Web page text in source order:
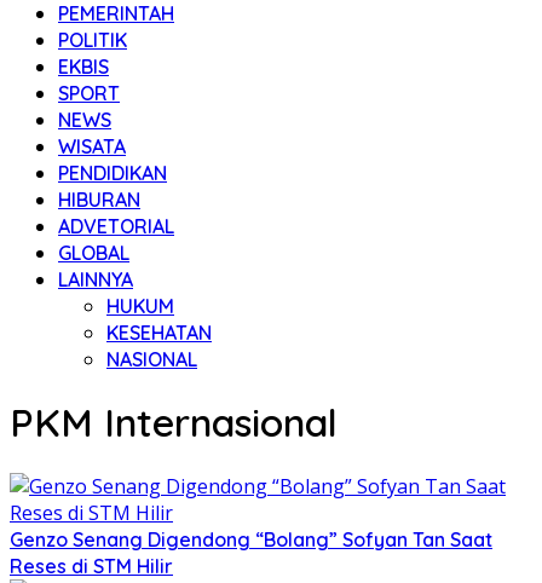
PEMERINTAH
POLITIK
EKBIS
SPORT
NEWS
WISATA
PENDIDIKAN
HIBURAN
ADVETORIAL
GLOBAL
LAINNYA
HUKUM
KESEHATAN
NASIONAL
PKM Internasional
Genzo Senang Digendong “Bolang” Sofyan Tan Saat
Reses di STM Hilir